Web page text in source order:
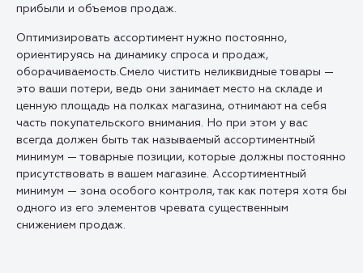
прибыли и объемов продаж.
Оптимизировать ассортимент нужно постоянно,
ориентируясь на динамику спроса и продаж,
оборачиваемость.Смело чистить неликвидные товары —
это ваши потери, ведь они занимает место на складе и
ценную площадь на полках магазина, отнимают на себя
часть покупательского внимания. Но при этом у вас
всегда должен быть так называемый ассортиментный
минимум — товарные позиции, которые должны постоянно
присутствовать в вашем магазине. Ассортиментный
минимум — зона особого контроля, так как потеря хотя бы
одного из его элементов чревата существенным
снижением продаж.